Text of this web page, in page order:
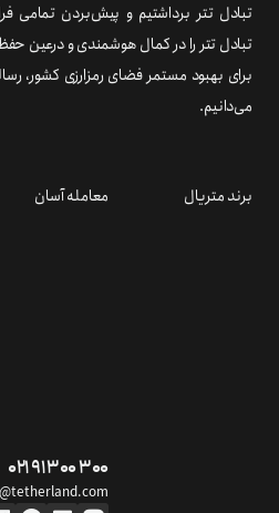
تبادل تتر برداشتیم و پیش‌بردن تمامی
تبادل تتر را در کمال هوشمندی و درعین
برای بهبود مستمر فضای رمزارزی کشور،
می‌دانیم.
برند متریال معامله آسان
۰۲۱ ۹۱ ۳۰۰ ۳۰۰